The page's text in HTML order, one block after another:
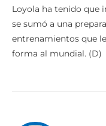
Loyola ha tenido que
se sumó a una
entrenamientos que
forma al mundial. (D)